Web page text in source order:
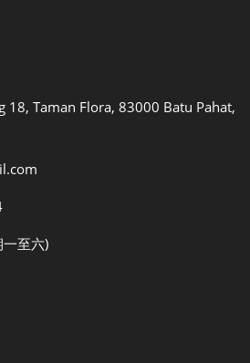
18, Taman Flora, 83000 Batu Pahat,
至六)